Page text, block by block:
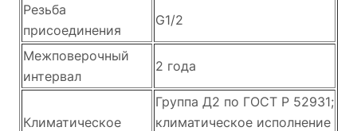
Резьба
присоединения
G1/2
Межповерочный
интервал
2 года
Климатическое
Группа Д2 по ГОСТ Р 52931;
климатическое исполнение